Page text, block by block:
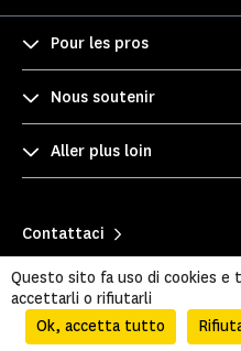
Pour les pros
Nous soutenir
Aller plus loin
Contattaci
Espace recrutement
Vind een monument
Questo sito fa uso di cookies e
accettarli o rifiutarli
Ok, accetta tutto